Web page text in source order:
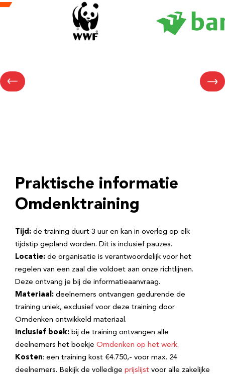
Praktische informatie
Omdenktraining
Tijd: de training duurt 3 uur en kan in overleg op elk
tijdstip gepland worden. Dit is inclusief pauzes.
Locatie: de organisatie is verantwoordelijk voor het
regelen van een zaal die voldoet aan onze richtlijnen.
Deze ontvang je bij de informatieaanvraag.
Materiaal: deelnemers ontvangen gedurende de
training uniek, exclusief voor deze training door
Omdenken ontwikkeld materiaal.
Inclusief boek: bij de training ontvangen alle
deelnemers het boekje Omdenken op het werk.
Kosten: een training kost €4.750,- voor max. 24
deelnemers. Bekijk de volledige prijslijst voor alle zakelijke